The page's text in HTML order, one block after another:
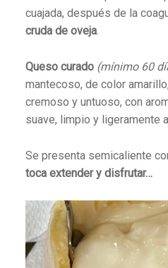
cuajada, después de la
cruda de oveja.
Queso curado (mínimo 60
mantecoso, de color
cremoso y untuoso, con
suave, limpio y ligeramente
Se presenta semicaliente
toca extender y disfrutar…